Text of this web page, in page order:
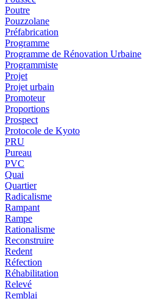
Poutre
Pouzzolane
Préfabrication
Programme
Programme de Rénovation Urbaine
Programmiste
Projet
Projet urbain
Promoteur
Proportions
Prospect
Protocole de Kyoto
PRU
Pureau
PVC
Quai
Quartier
Radicalisme
Rampant
Rampe
Rationalisme
Reconstruire
Redent
Réfection
Réhabilitation
Relevé
Remblai